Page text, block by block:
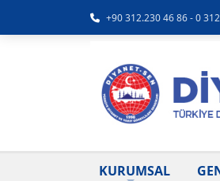
+90 312.230 46 86 - 0
KURUMSAL